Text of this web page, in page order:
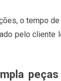
o tempo
pelo cliente